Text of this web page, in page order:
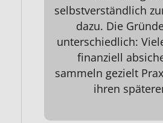
selbstverständlich
dazu. Die
unterschiedlich:
finanziell
sammeln gezielt
ihren